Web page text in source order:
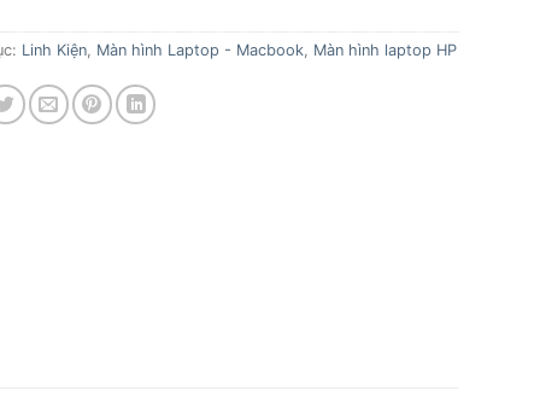
Linh Kiện Màn hình Laptop - Macbook Màn hình laptop HP